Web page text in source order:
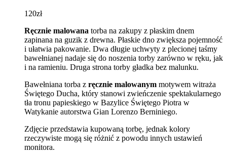
120zł
Ręcznie malowana torba na zakupy z płaskim dnem
zapinana na guzik z drewna. Płaskie dno zwiększa pojemność
i ułatwia pakowanie. Dwa długie uchwyty z plecionej taśmy
bawełnianej nadaje się do noszenia torby zarówno w ręku, jak
i na ramieniu. Druga strona torby gładka bez malunku.
Bawełniana torba z ręcznie malowanym motywem witraża
Świętego Ducha, który stanowi zwieńczenie spektakularnego
tła tronu papieskiego w Bazylice Świętego Piotra w
Watykanie autorstwa Gian Lorenzo Berniniego.
Zdjęcie przedstawia kupowaną torbę, jednak kolory
rzeczywiste mogą się różnić z powodu innych ustawień
monitora.